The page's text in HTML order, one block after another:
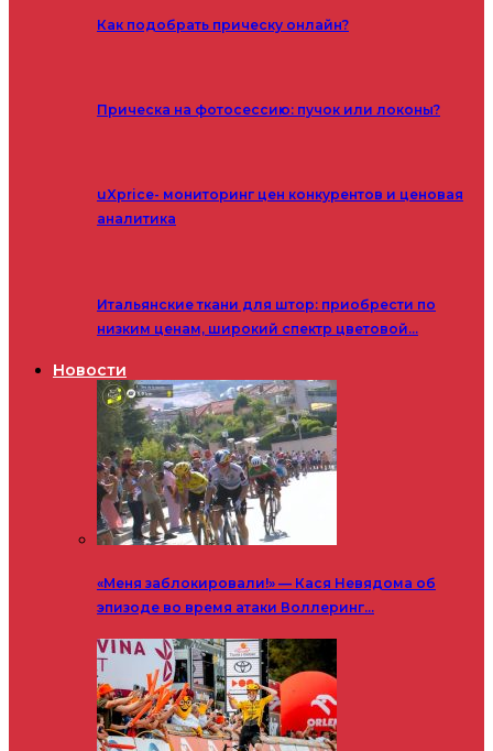
Как подобрать прическу онлайн?
Прическа на фотосессию: пучок или локоны?
uXprice- мониторинг цен конкурентов и ценовая
аналитика
Итальянские ткани для штор: приобрести по
низким ценам, широкий спектр цветовой…
Новости
«Меня заблокировали!» — Кася Невядома об
эпизоде во время атаки Воллеринг…